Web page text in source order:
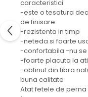
caracteristici:
-este o tesatura
de finisare
-rezistenta in timp
-neteda si foarte
-confortabila -nu
-foarte placuta la
-obtinut din fibra
buna calitate
Atat fetele de